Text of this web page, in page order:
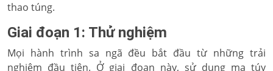
thao túng.
Giai đoạn 1: Thử nghiệm
Mọi hành trình sa ngã đều bắt đầu từ những trải
nghiệm đầu tiên. Ở giai đoạn này, sử dụng ma túy